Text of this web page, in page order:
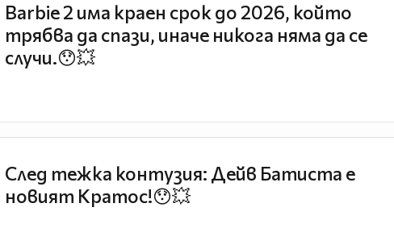
Barbie 2 има краен срок до 2026, който
трябва да спази, иначе никога няма да се
случи.😯💥
След тежка контузия: Дейв Батиста е
новият Кратос!😯💥